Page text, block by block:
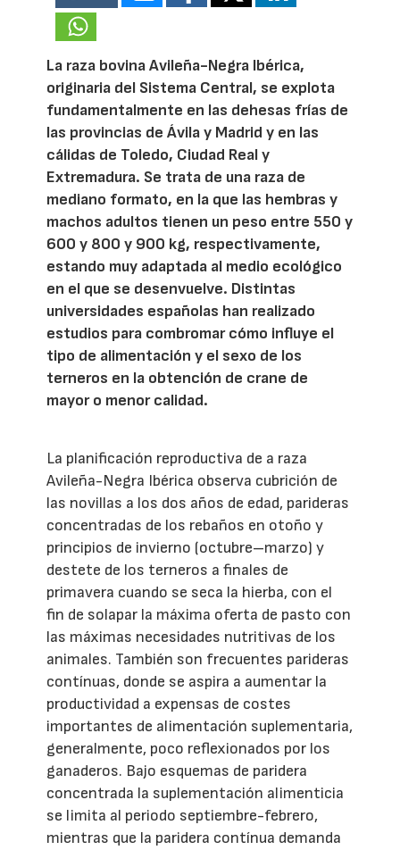
La raza bovina Avileña-Negra Ibérica,
originaria del Sistema Central, se explota
fundamentalmente en las dehesas frías de
las provincias de Ávila y Madrid y en las
cálidas de Toledo, Ciudad Real y
Extremadura. Se trata de una raza de
mediano formato, en la que las hembras y
machos adultos tienen un peso entre 550 y
600 y 800 y 900 kg, respectivamente,
estando muy adaptada al medio ecológico
en el que se desenvuelve. Distintas
universidades españolas han realizado
estudios para combromar cómo influye el
tipo de alimentación y el sexo de los
terneros en la obtención de crane de
mayor o menor calidad.
La planificación reproductiva de a raza
Avileña-Negra Ibérica observa cubrición de
las novillas a los dos años de edad, parideras
concentradas de los rebaños en otoño y
principios de invierno (octubre–marzo) y
destete de los terneros a finales de
primavera cuando se seca la hierba, con el
fin de solapar la máxima oferta de pasto con
las máximas necesidades nutritivas de los
animales. También son frecuentes parideras
contínuas, donde se aspira a aumentar la
productividad a expensas de costes
importantes de alimentación suplementaria,
generalmente, poco reflexionados por los
ganaderos. Bajo esquemas de paridera
concentrada la suplementación alimenticia
se limita al periodo septiembre-febrero,
mientras que la paridera contínua demanda